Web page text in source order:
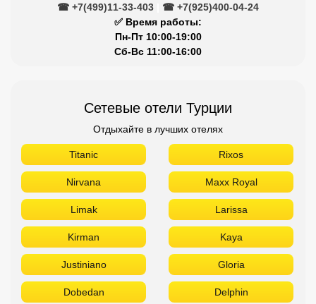
☎ +7(499)11-33-403
☎ +7(925)400-04-24
✅ Время работы:
Пн-Пт 10:00-19:00
Сб-Вс 11:00-16:00
Сетевые отели Турции
Отдыхайте в лучших отелях
Titanic Rixos
Nirvana Maxx Royal
Limak Larissa
Kirman Kaya
Justiniano Gloria
Dobedan Delphin